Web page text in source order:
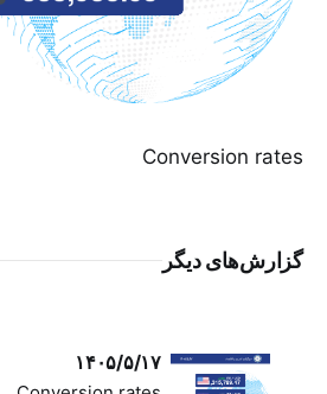
Conversion rates
گزارش‌های دیگر
۱۴۰۵/۵/۱۷